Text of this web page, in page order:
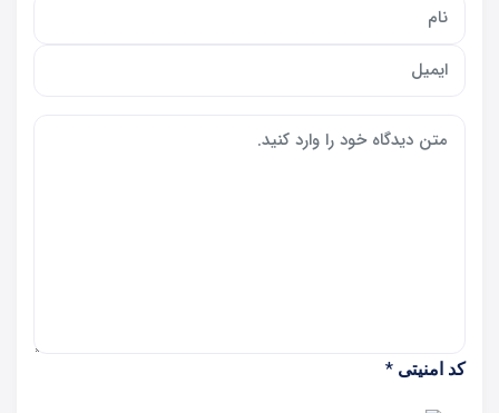
کد امنیتی *